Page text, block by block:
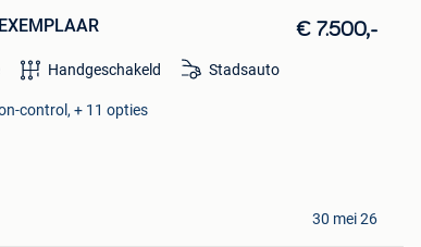
€ 7.500,-
Handgeschakeld Stadsauto
control, + 11 opties
30 mei 26